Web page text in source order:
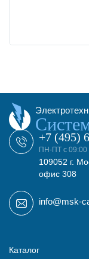
+7 (495)
ПН-ПТ с 09:00
109052 г.
офис 308
info@msk-
Каталог